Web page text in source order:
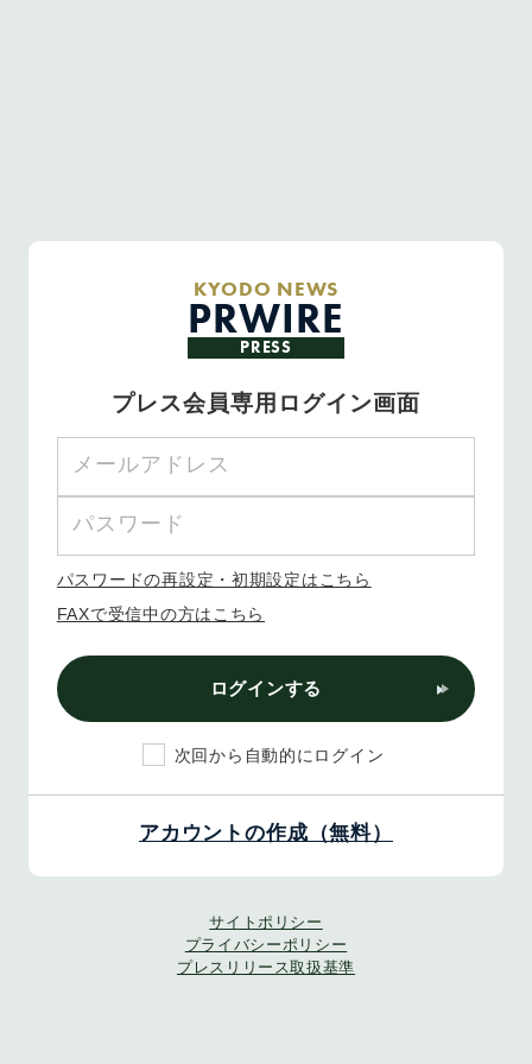
KYODO NEWS
PRWIRE
PRESS
プレス会員専用ログイン画面
パスワードの再設定・初期設定はこちら
FAXで受信中の方はこちら
ログインする
次回から自動的にログイン
アカウントの作成（無料）
サイトポリシー
プライバシーポリシー
プレスリリース取扱基準